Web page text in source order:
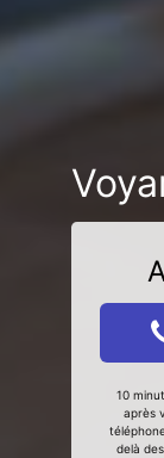
10
après
delà